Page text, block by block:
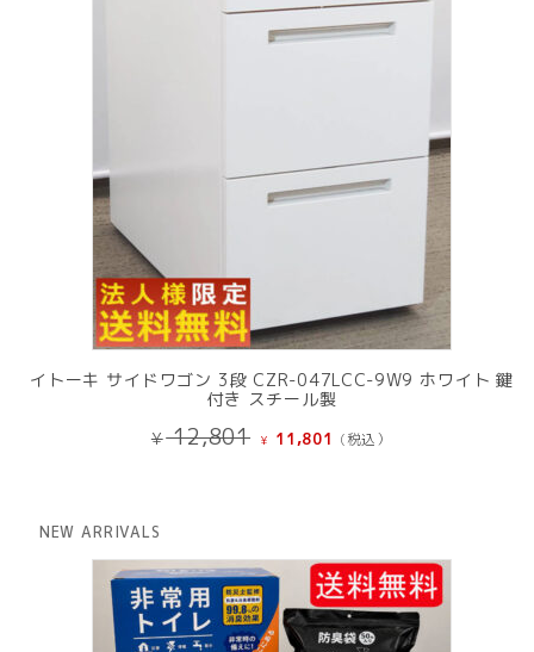
イトーキ サイドワゴン 3段 CZR-047LCC-9W9 ホワイト 鍵
付き スチール製
¥12,801 元
で
し
た。
¥ 11,801 現
¥ 11,801
で
す。
(税込）
NEW ARRIVALS